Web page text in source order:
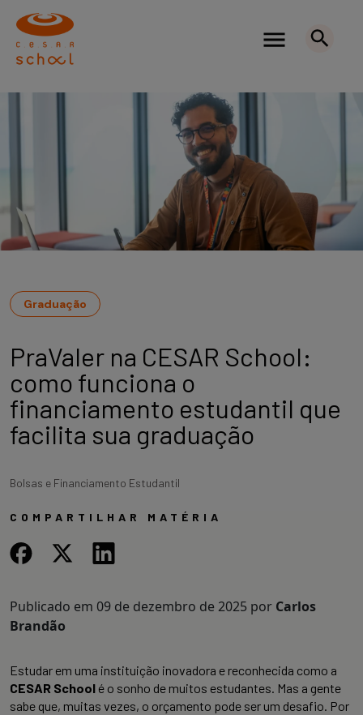
Graduação
PraValer na CESAR School:
como funciona o
financiamento estudantil que
facilita sua graduação
Bolsas e Financiamento Estudantil
COMPARTILHAR MATÉRIA
Publicado em 09 de dezembro de 2025 por Carlos
Brandão
Estudar em uma instituição inovadora e reconhecida como a
CESAR School é o sonho de muitos estudantes. Mas a gente
sabe que, muitas vezes, o orçamento pode ser um desafio. Por